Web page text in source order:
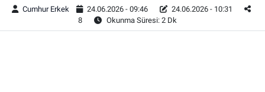
Cumhur Erkek 24.06.2026 - 09:46
24.06.2026 - 10:31
8
Okunma Süresi: 2 Dk